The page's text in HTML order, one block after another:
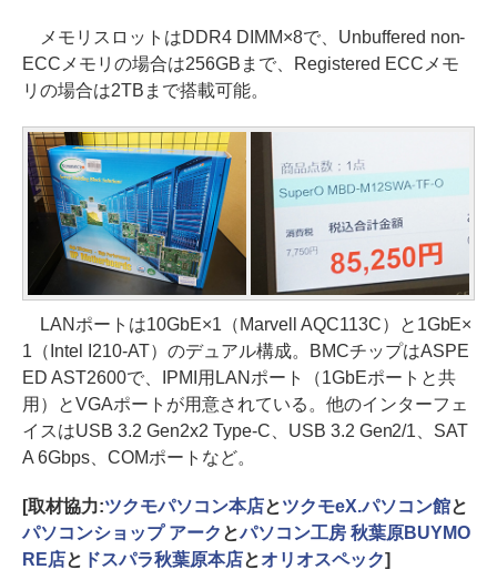
メモリスロットはDDR4 DIMM×8で、Unbuffered non-
ECCメモリの場合は256GBまで、Registered ECCメモ
リの場合は2TBまで搭載可能。
LANポートは10GbE×1（Marvell AQC113C）と1GbE×
1（Intel I210-AT）のデュアル構成。BMCチップはASPE
ED AST2600で、IPMI用LANポート（1GbEポートと共
用）とVGAポートが用意されている。他のインターフェ
イスはUSB 3.2 Gen2x2 Type-C、USB 3.2 Gen2/1、SAT
A 6Gbps、COMポートなど。
[取材協力:ツクモパソコン本店とツクモeX.パソコン館と
パソコンショップ アーク とパソコン工房 秋葉原BUYMO
RE店と ドスパラ秋葉原本店とオリオスペック]